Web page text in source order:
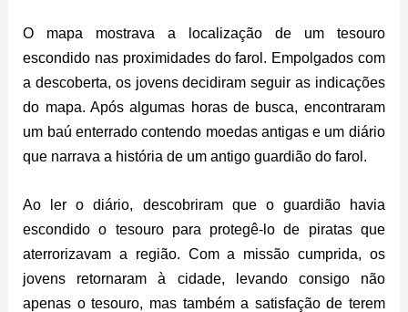
O mapa mostrava a localização de um tesouro
escondido nas proximidades do farol. Empolgados com
a descoberta, os jovens decidiram seguir as indicações
do mapa. Após algumas horas de busca, encontraram
um baú enterrado contendo moedas antigas e um diário
que narrava a história de um antigo guardião do farol.
Ao ler o diário, descobriram que o guardião havia
escondido o tesouro para protegê-lo de piratas que
aterrorizavam a região. Com a missão cumprida, os
jovens retornaram à cidade, levando consigo não
apenas o tesouro, mas também a satisfação de terem